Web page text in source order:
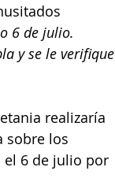
6 de julio.
y se le verifique
realizaría
sobre los
el 6 de julio por